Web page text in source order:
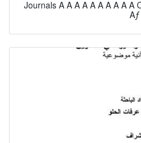
Journals A A A A A A A A A A
Aƒ